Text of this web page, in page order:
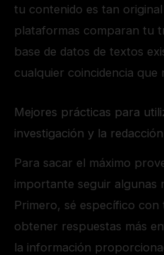
tu contenido es tan
plataformas comparan tu
base de datos de textos
cualquier coincidencia que
Mejores prácticas para
investigación y la
Para sacar el máximo
importante seguir algunas
Primero, sé específico con
obtener respuestas más
la información